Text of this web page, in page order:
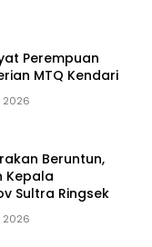
Perempuan
MTQ Kendari
2026
Beruntun,
Kepala
Sultra Ringsek
2026